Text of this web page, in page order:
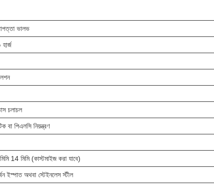
ভালভ
চলাচল
বা পিএলসি নিয়ন্ত্রণ
14 মিমি (কাস্টমাইজ করা যাবে)
ইস্পাত অথবা স্টেইনলেস স্টীল